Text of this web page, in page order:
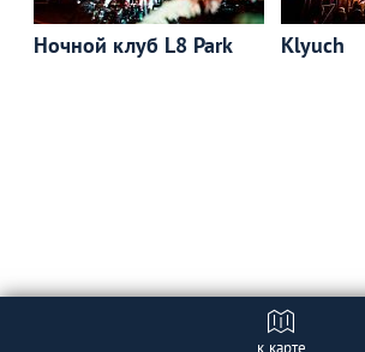
Ночной клуб L8 Park Klyuch
к карте